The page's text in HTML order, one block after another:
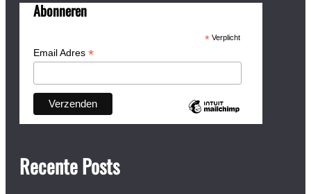
Abonneren
*Verplicht
Email Adres *
Recente Posts